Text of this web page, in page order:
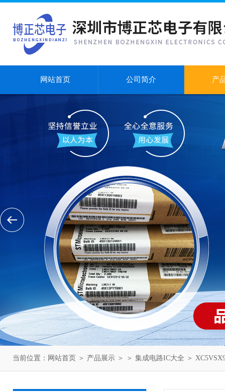
网站首页 公司简介 产
当前位置： 网站首页 ＞ 产品展示 ＞ ＞ 集成电路IC大全 ＞